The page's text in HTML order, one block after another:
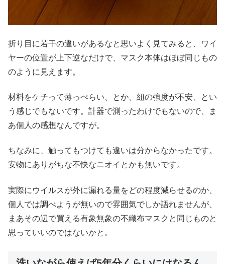
折り目に若干の違いがあるなと思いよく見てみると、ワイ
ヤーの位置が上下逆なだけで、マスク本体はほぼ同じもの
のように見えます。
材料をケチって薄っぺらい、とか、紐の強度が不安、とい
う感じでもないです。計器で測ったわけでもないので、ま
あ個人の感想なんですが。
ちなみに、触ってもつけても違いは分からなかったです。
安物にありがちな不快なニオイとかも無いです。
実際にウイルスが外に漏れる量をどの程度減らせるのか、
個人では調べようが無いので雰囲気でしか語れませんが、
まあその辺で買える有象無象の不織布マスクと同じものと
思っていいのではないかと。